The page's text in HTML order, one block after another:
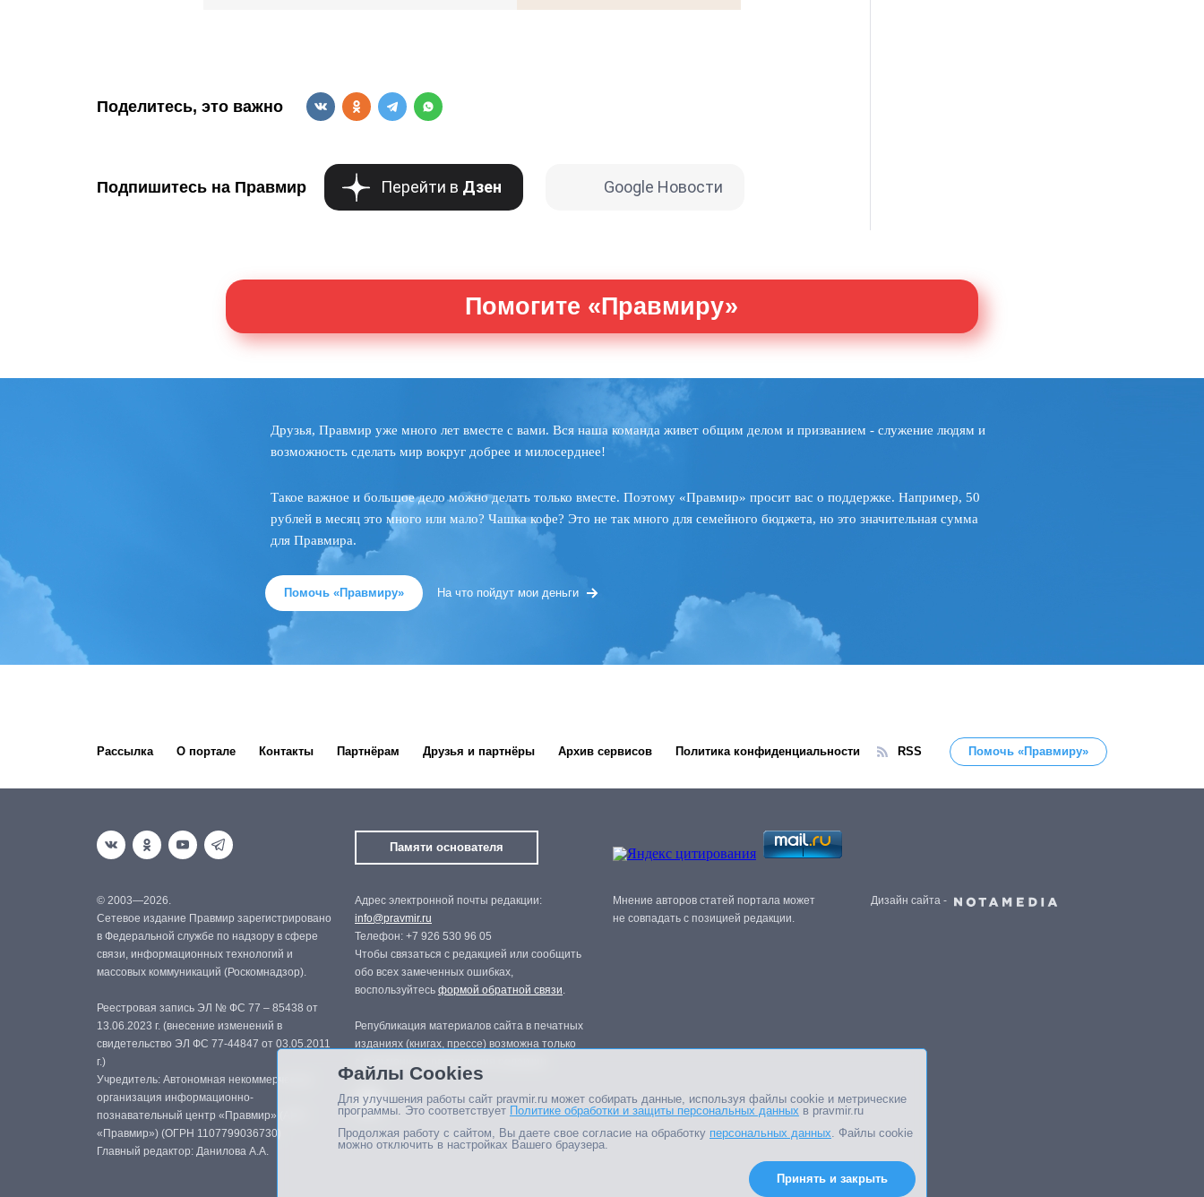
Поделитесь, это важно
Подпишитесь на Правмир Перейти в Дзен Google Новости
Помогите «Правмиру»
Друзья, Правмир уже много лет вместе с вами. Вся наша команда живет общим делом и призванием - служение людям и
возможность сделать мир вокруг добрее и милосерднее!
Такое важное и большое дело можно делать только вместе. Поэтому «Правмир» просит вас о поддержке. Например, 50
рублей в месяц это много или мало? Чашка кофе? Это не так много для семейного бюджета, но это значительная сумма
для Правмира.
Помочь «Правмиру» На что пойдут мои деньги
Рассылка О портале Контакты Партнёрам Друзья и партнёры Архив сервисов Политика конфиденциальности RSS Помочь «Правмиру»
Памяти основателя
© 2003—2026.
Сетевое издание Правмир зарегистрировано
в Федеральной службе по надзору в сфере
связи, информационных технологий и
массовых коммуникаций (Роскомнадзор).
Реестровая запись ЭЛ № ФС 77 – 85438 от
13.06.2023 г. (внесение изменений в
свидетельство ЭЛ ФС 77-44847 от 03.05.2011
г.)
Учредитель: Автономная некоммерческая
организация информационно-
познавательный центр «Правмир» (АНО
«Правмир») (ОГРН 1107799036730)
Главный редактор: Данилова А.А.
Адрес электронной почты редакции:
info@pravmir.ru
Телефон: +7 926 530 96 05
Чтобы связаться с редакцией или сообщить
обо всех замеченных ошибках,
воспользуйтесь формой обратной связи.
Републикация материалов сайта в печатных
изданиях (книгах, прессе) возможна только
Мнение авторов статей портала может
не совпадать с позицией редакции.
Дизайн сайта -
Файлы Cookies
Для улучшения работы сайт pravmir.ru может собирать данные, используя файлы cookie и метрические
программы. Это соответствует Политике обработки и защиты персональных данных в pravmir.ru
Продолжая работу с сайтом, Вы даете свое согласие на обработку персональных данных. Файлы cookie
можно отключить в настройках Вашего браузера.
Принять и закрыть